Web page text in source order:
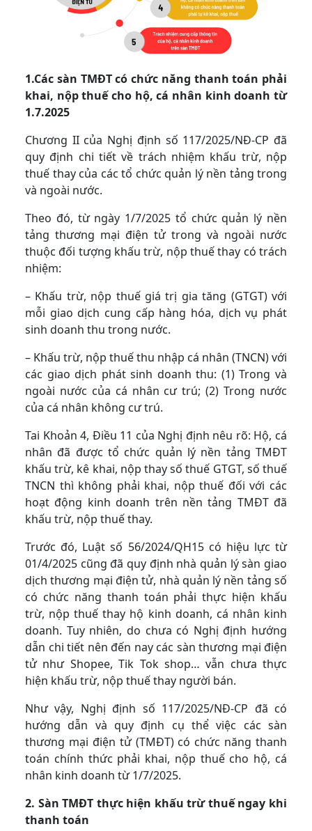
1.Các sàn TMĐT có chức năng thanh toán phải
khai, nộp thuế cho hộ, cá nhân kinh doanh từ
1.7.2025
Chương II của Nghị định số 117/2025/NĐ-CP đã
quy định chi tiết về trách nhiệm khấu trừ, nộp
thuế thay của các tổ chức quản lý nền tảng trong
và ngoài nước.
Theo đó, từ ngày 1/7/2025 tổ chức quản lý nền
tảng thương mại điện tử trong và ngoài nước
thuộc đối tượng khấu trừ, nộp thuế thay có trách
nhiệm:
– Khấu trừ, nộp thuế giá trị gia tăng (GTGT) với
mỗi giao dịch cung cấp hàng hóa, dịch vụ phát
sinh doanh thu trong nước.
– Khấu trừ, nộp thuế thu nhập cá nhân (TNCN) với
các giao dịch phát sinh doanh thu: (1) Trong và
ngoài nước của cá nhân cư trú; (2) Trong nước
của cá nhân không cư trú.
Tai Khoản 4, Điều 11 của Nghị định nêu rõ: Hộ, cá
nhân đã được tổ chức quản lý nền tảng TMĐT
khấu trừ, kê khai, nộp thay số thuế GTGT, số thuế
TNCN thì không phải khai, nộp thuế đối với các
hoạt động kinh doanh trên nền tảng TMĐT đã
khấu trừ, nộp thuế thay.
Trước đó, Luật số 56/2024/QH15 có hiệu lực từ
01/4/2025 cũng đã quy định nhà quản lý sàn giao
dịch thương mại điện tử, nhà quản lý nền tảng số
có chức năng thanh toán phải thực hiện khấu
trừ, nộp thuế thay hộ kinh doanh, cá nhân kinh
doanh. Tuy nhiên, do chưa có Nghị định hướng
dẫn chi tiết nên đến nay các sàn thương mại điện
tử như Shopee, Tik Tok shop… vẫn chưa thực
hiện khấu trừ, nộp thuế thay người bán.
Như vậy, Nghị định số 117/2025/NĐ-CP đã có
hướng dẫn và quy định cụ thể việc các sàn
thương mại điện tử (TMĐT) có chức năng thanh
toán chính thức phải khai, nộp thuế cho hộ, cá
nhân kinh doanh từ 1/7/2025.
2. Sàn TMĐT thực hiện khấu trừ thuế ngay khi
thanh toán